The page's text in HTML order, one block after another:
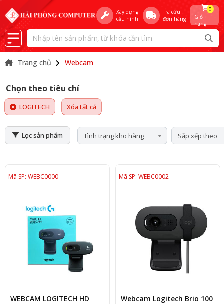
Xây dựng
cấu hình
Tra cứu
đơn hàng
Giỏ
hàng
0
Trang chủ Webcam
Chọn theo tiêu chí
LOGITECH Xóa tất cả
Lọc sản phẩm Tình trạng kho hàng Sắp xếp theo
Mã SP: WEBC0000
WEBCAM LOGITECH HD
Mã SP: WEBC0002
Webcam Logitech Brio 100